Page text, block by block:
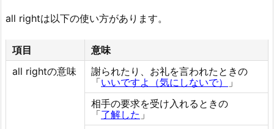
all rightは以下の使い方があります。
項目
意味
all rightの意味
謝られたり、お礼を言われたときの
「いいですよ（気にしないで）
」
相手の要求を受け入れるときの
「了解した 」